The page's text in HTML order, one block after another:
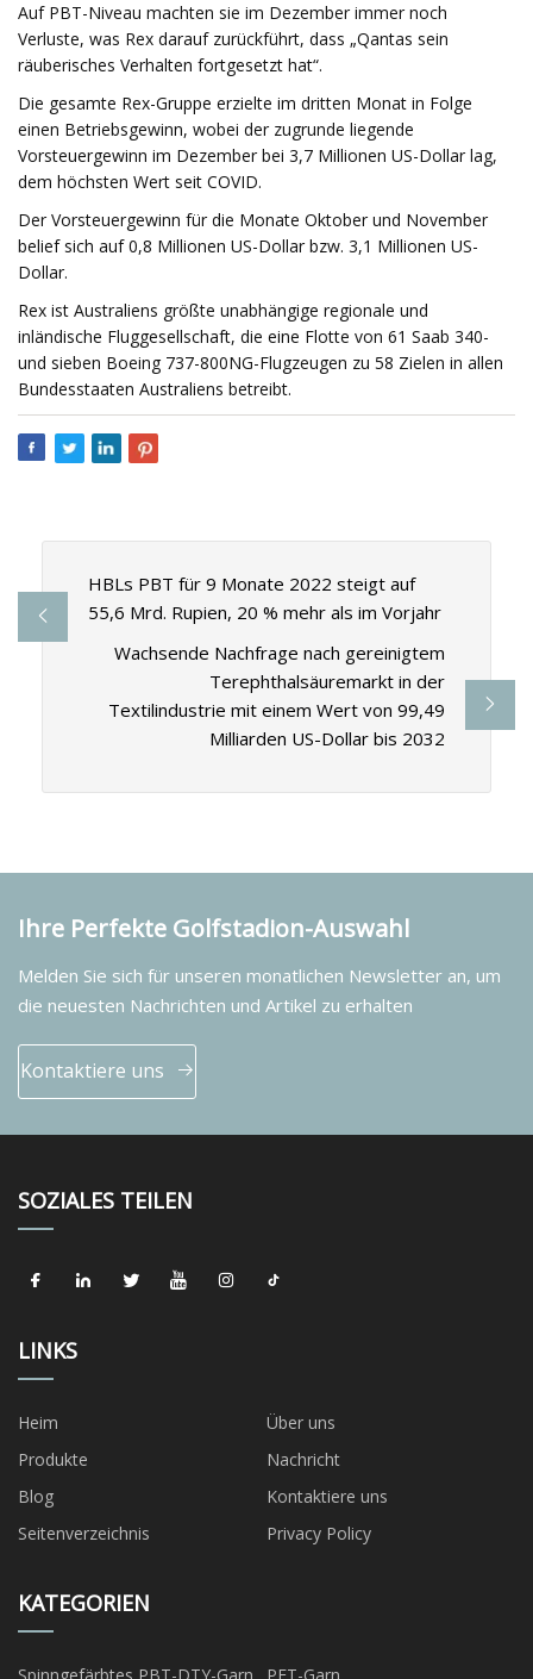
Auf PBT-Niveau machten sie im Dezember immer noch
Verluste, was Rex darauf zurückführt, dass „Qantas sein
räuberisches Verhalten fortgesetzt hat“.
Die gesamte Rex-Gruppe erzielte im dritten Monat in Folge
einen Betriebsgewinn, wobei der zugrunde liegende
Vorsteuergewinn im Dezember bei 3,7 Millionen US-Dollar lag,
dem höchsten Wert seit COVID.
Der Vorsteuergewinn für die Monate Oktober und November
belief sich auf 0,8 Millionen US-Dollar bzw. 3,1 Millionen US-
Dollar.
Rex ist Australiens größte unabhängige regionale und
inländische Fluggesellschaft, die eine Flotte von 61 Saab 340-
und sieben Boeing 737-800NG-Flugzeugen zu 58 Zielen in allen
Bundesstaaten Australiens betreibt.
HBLs PBT für 9 Monate 2022 steigt auf
55,6 Mrd. Rupien, 20 % mehr als im Vorjahr
Wachsende Nachfrage nach gereinigtem
Terephthalsäuremarkt in der
Textilindustrie mit einem Wert von 99,49
Milliarden US-Dollar bis 2032
Ihre Perfekte Golfstadion-Auswahl
Melden Sie sich für unseren monatlichen Newsletter an, um
die neuesten Nachrichten und Artikel zu erhalten
Kontaktiere uns
SOZIALES TEILEN
LINKS
Heim
Über uns
Produkte
Nachricht
Blog
Kontaktiere uns
Seitenverzeichnis
Privacy Policy
KATEGORIEN
Spinngefärbtes PBT-DTY-Garn PET-Garn